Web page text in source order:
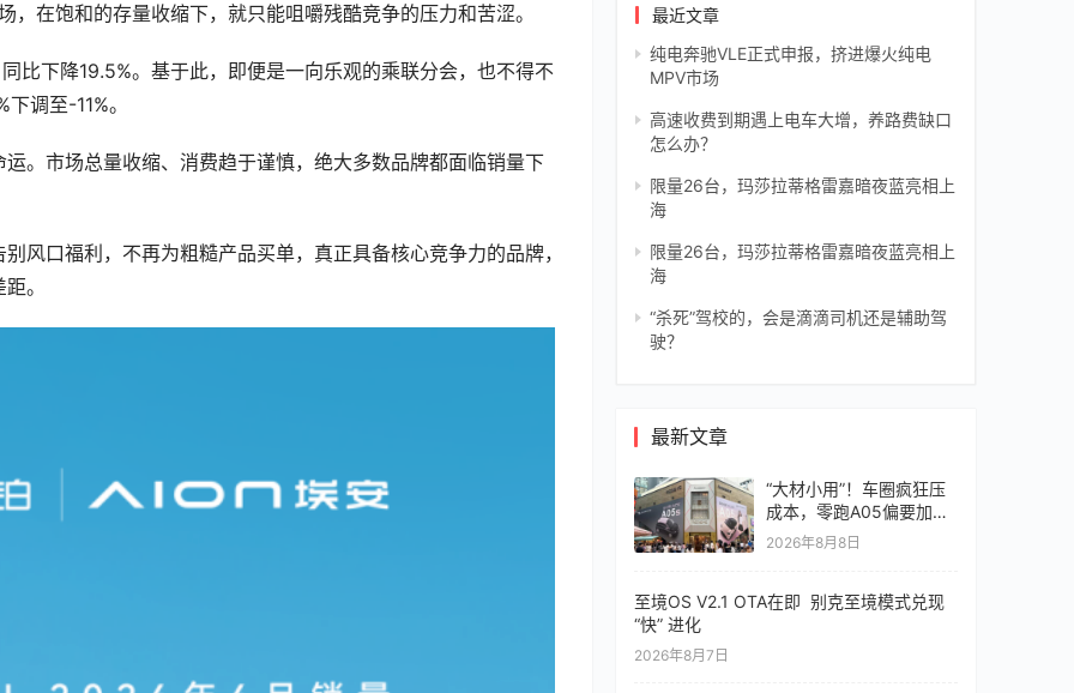
在饱和的存量收缩下，就只能咀嚼残酷竞争的压力和苦涩。
比下降19.5%。基于此，即便是一向乐观的乘联分会，也不得不
调至-11%。
。市场总量收缩、消费趋于谨慎，绝大多数品牌都面临销量下
风口福利，不再为粗糙产品买单，真正具备核心竞争力的品牌，
。
最近文章
纯电奔驰VLE正式申报，挤进爆火纯电
MPV市场
高速收费到期遇上电车大增，养路费缺口
怎么办？
限量26台，玛莎拉蒂格雷嘉暗夜蓝亮相上
海
限量26台，玛莎拉蒂格雷嘉暗夜蓝亮相上
海
“杀死”驾校的，会是滴滴司机还是辅助驾
驶？
最新文章
“大材小用”！车圈疯狂压
成本，零跑A05偏要加价
值
2026年8月8日
至境OS V2.1 OTA在即 别克至境模式兑现
“快” 进化
2026年8月7日